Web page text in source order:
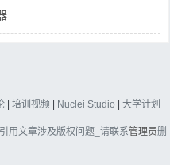
| 培训视频 | Nuclei Studio | 大学计划
用文章涉及版权问题_请联系管理员删